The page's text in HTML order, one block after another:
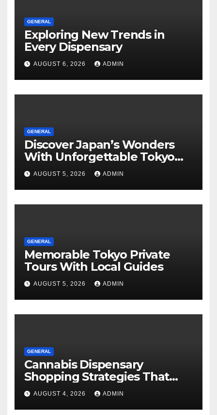
GENERAL
Exploring New Trends in
Every Dispensary
AUGUST 6, 2026 ADMIN
GENERAL
Discover Japan’s Wonders
With Unforgettable Tokyo
Tours For Every Traveler
AUGUST 5, 2026 ADMIN
GENERAL
Memorable Tokyo Private
Tours With Local Guides
AUGUST 5, 2026 ADMIN
GENERAL
Cannabis Dispensary
Shopping Strategies That
Work
AUGUST 4, 2026 ADMIN